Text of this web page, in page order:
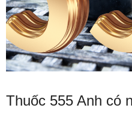
Thuốc 555 Anh có